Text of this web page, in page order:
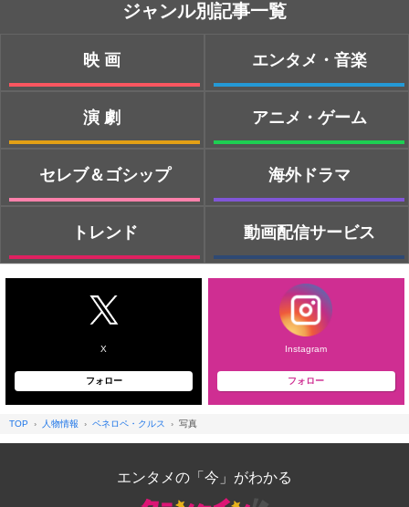
ジャンル別記事一覧
映画
演劇
セレブ＆ゴシップ
トレンド
エンタメ・音楽
アニメ・ゲーム
海外ドラマ
動画配信サービス
X
フォロー
Instagram
フォロー
TOP 人物情報 ペネロペ・クルス 写真
エンタメの「今」がわかる